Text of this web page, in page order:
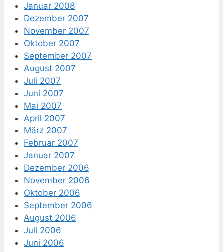
Januar 2008
Dezember 2007
November 2007
Oktober 2007
September 2007
August 2007
Juli 2007
Juni 2007
Mai 2007
April 2007
März 2007
Februar 2007
Januar 2007
Dezember 2006
November 2006
Oktober 2006
September 2006
August 2006
Juli 2006
Juni 2006